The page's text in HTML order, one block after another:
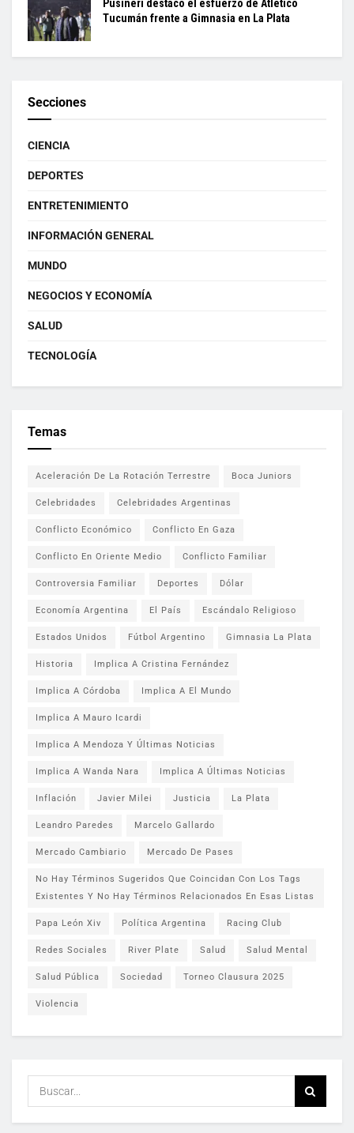
Pusineri destacó el esfuerzo de Atlético
Tucumán frente a Gimnasia en La Plata
Secciones
CIENCIA
DEPORTES
ENTRETENIMIENTO
INFORMACIÓN GENERAL
MUNDO
NEGOCIOS Y ECONOMÍA
SALUD
TECNOLOGÍA
Temas
Aceleración De La Rotación Terrestre Boca Juniors
Celebridades Celebridades Argentinas
Conflicto Económico Conflicto En Gaza
Conflicto En Oriente Medio Conflicto Familiar
Controversia Familiar Deportes Dólar
Economía Argentina El País Escándalo Religioso
Estados Unidos Fútbol Argentino Gimnasia La Plata
Historia Implica A Cristina Fernández
Implica A Córdoba Implica A El Mundo
Implica A Mauro Icardi
Implica A Mendoza Y Últimas Noticias
Implica A Wanda Nara Implica A Últimas Noticias
Inflación Javier Milei Justicia La Plata
Leandro Paredes Marcelo Gallardo
Mercado Cambiario Mercado De Pases
No Hay Términos Sugeridos Que Coincidan Con Los Tags
Existentes Y No Hay Términos Relacionados En Esas Listas
Papa León Xiv Política Argentina Racing Club
Redes Sociales River Plate Salud Salud Mental
Salud Pública Sociedad Torneo Clausura 2025
Violencia